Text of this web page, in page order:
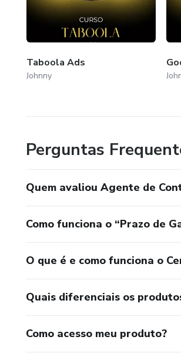
Taboola Ads
Johnny
Perguntas
Quem avaliou Agente de
Como funciona o “Prazo de
O que é e como funciona o
Quais diferenciais os
Como acesso meu produto?